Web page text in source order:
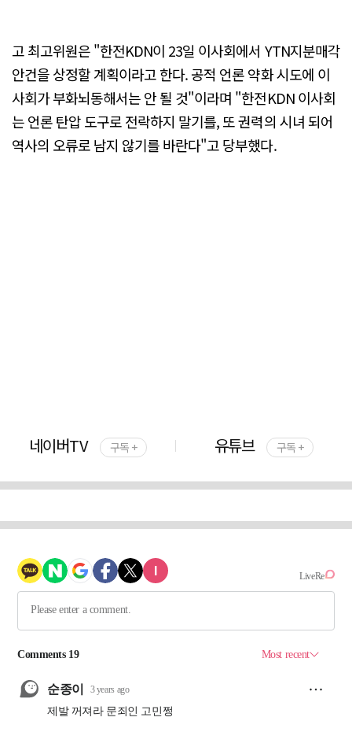
고 최고위원은 "한전KDN이 23일 이사회에서 YTN지분매각
안건을 상정할 계획이라고 한다. 공적 언론 약화 시도에 이
사회가 부화뇌동해서는 안 될 것"이라며 "한전KDN 이사회
는 언론 탄압 도구로 전락하지 말기를, 또 권력의 시녀 되어
역사의 오류로 남지 않기를 바란다"고 당부했다.
네이버TV 구독 + 유튜브 구독 +